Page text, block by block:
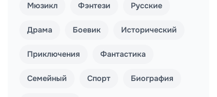
Мюзикл Фэнтези Русские
Драма Боевик Исторический
Приключения Фантастика
Семейный Спорт Биография